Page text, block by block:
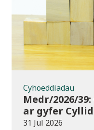
Cyhoeddiadau
Medr/2026/
ar gyfer Cyllid
27
31 Jul 2026